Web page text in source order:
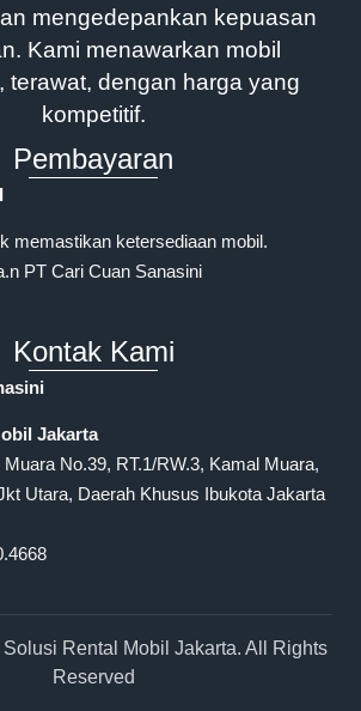
mengedepankan kepuasan
Kami menawarkan mobil
terawat, dengan harga yang
kompetitif.
Pembayaran
memastikan ketersediaan mobil.
PT Cari Cuan Sanasini
Kontak Kami
Jakarta
No.39, RT.1/RW.3, Kamal Muara,
Utara, Daerah Khusus Ibukota Jakarta
Rental Mobil Jakarta. All Rights
Reserved